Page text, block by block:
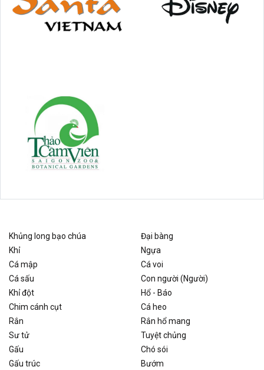
Khủng long bạo chúa
Đại bàng
Khỉ
Ngựa
Cá mập
Cá voi
Cá sấu
Con người (Người)
Khỉ đột
Hổ - Báo
Chim cánh cụt
Cá heo
Rắn
Rắn hổ mang
Sư tử
Tuyệt chủng
Gấu
Chó sói
Gấu trúc
Bướm